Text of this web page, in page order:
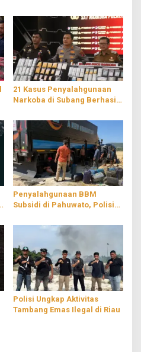
21 Kasus Penyalahgunaan
Narkoba di Subang Berhasil
Penyalahgunaan BBM
Subsidi di Pahuwato, Polisi
Berisi Solar
Polisi Ungkap Aktivitas
Tambang Emas Ilegal di Riau